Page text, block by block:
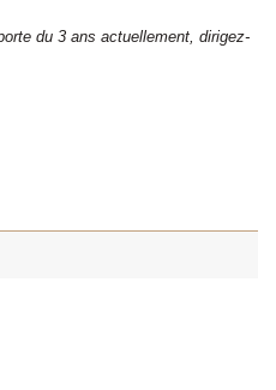
du 3 ans actuellement, dirigez-